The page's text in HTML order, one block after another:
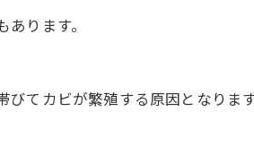
ります。
てカビが繁殖する原因となります